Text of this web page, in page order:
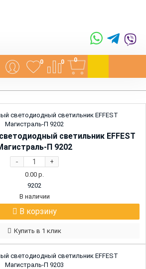
0 0 0
светильник EFFEST
П 9202
- +
0.00 р.
9202
В наличии
В корзину
Купить в 1 клик